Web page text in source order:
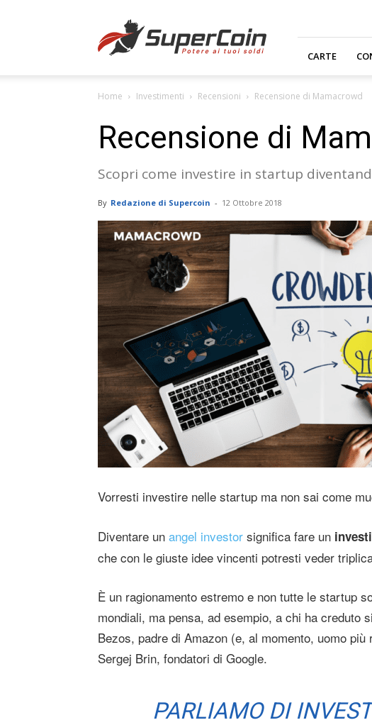
CARTE
Home Investimenti Recensioni Recensione di Mamacrowd
Recensione di
Scopri come investire in startup
By Redazione di Supercoin - 12 Ottobre 2018
Vorresti investire nelle startup ma non sai come
Diventare un angel investor significa fare un
che con le giuste idee vincenti potresti veder
È un ragionamento estremo e non tutte le startup
mondiali, ma pensa, ad esempio, a chi ha creduto
Bezos, padre di Amazon (e, al momento, uomo
Sergej Brin, fondatori di Google.
PARLIAMO DI